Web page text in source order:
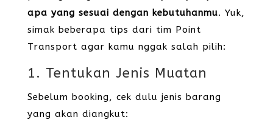
apa yang sesuai dengan kebutuhanmu. Yuk,
simak beberapa tips dari tim Point
Transport agar kamu nggak salah pilih:
1. Tentukan Jenis Muatan
Sebelum booking, cek dulu jenis barang
yang akan diangkut: